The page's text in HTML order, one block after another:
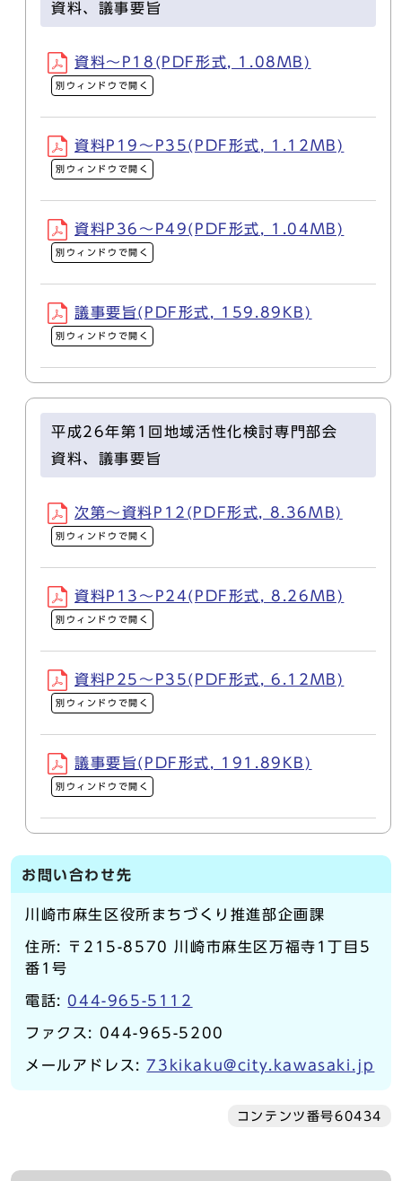
資料、議事要旨
資料～P18(PDF形式, 1.08MB)
別ウィンドウで開く
資料P19～P35(PDF形式, 1.12MB)
別ウィンドウで開く
資料P36～P49(PDF形式, 1.04MB)
別ウィンドウで開く
議事要旨(PDF形式, 159.89KB)
別ウィンドウで開く
平成26年第1回地域活性化検討専門部会
資料、議事要旨
次第～資料P12(PDF形式, 8.36MB)
別ウィンドウで開く
資料P13～P24(PDF形式, 8.26MB)
別ウィンドウで開く
資料P25～P35(PDF形式, 6.12MB)
別ウィンドウで開く
議事要旨(PDF形式, 191.89KB)
別ウィンドウで開く
お問い合わせ先
川崎市麻生区役所まちづくり推進部企画課
住所: 〒215-8570 川崎市麻生区万福寺1丁目5
番1号
電話: 044-965-5112
ファクス: 044-965-5200
メールアドレス:73kikaku@city.kawasaki.jp
コンテンツ番号60434